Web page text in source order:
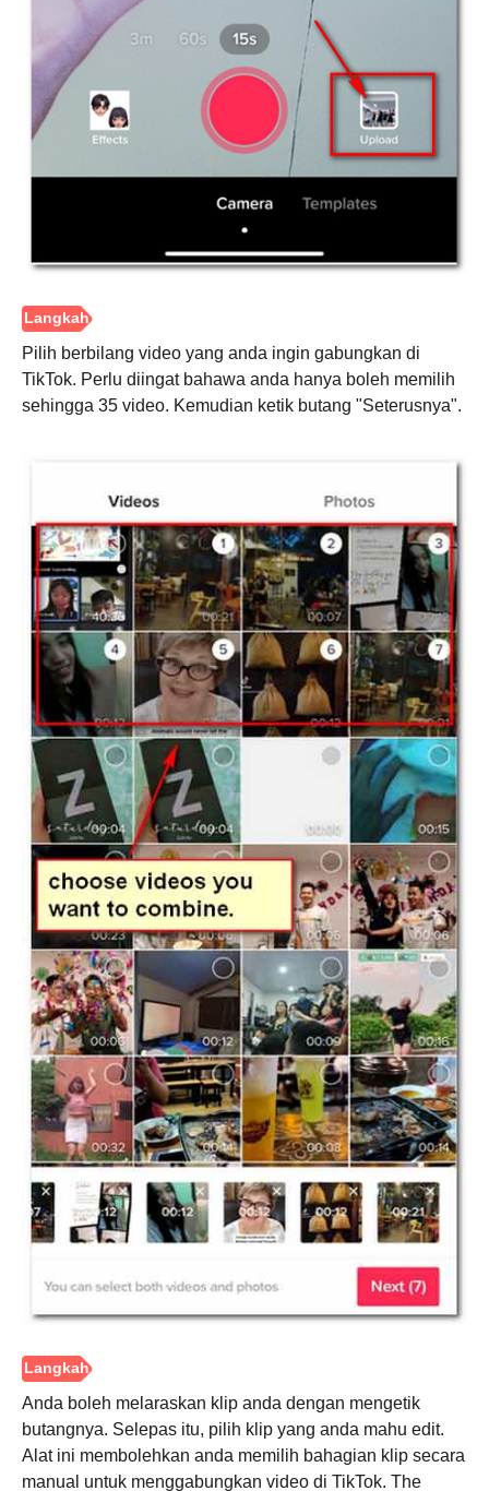
Langkah
Langkah
3.
Pilih berbilang video yang anda ingin gabungkan di
TikTok. Perlu diingat bahawa anda hanya boleh memilih
sehingga 35 video. Kemudian ketik butang "Seterusnya".
Anda boleh melaraskan klip anda dengan mengetik
butangnya. Selepas itu, pilih klip yang anda mahu edit.
Alat ini membolehkan anda memilih bahagian klip secara
manual untuk menggabungkan video di TikTok. The